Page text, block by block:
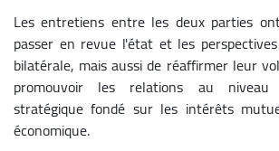
Les entretiens entre les deux parties
passer en revue l'état et les
bilatérale, mais aussi de réaffirmer leur
promouvoir les relations au niveau
stratégique fondé sur les intérêts
économique.